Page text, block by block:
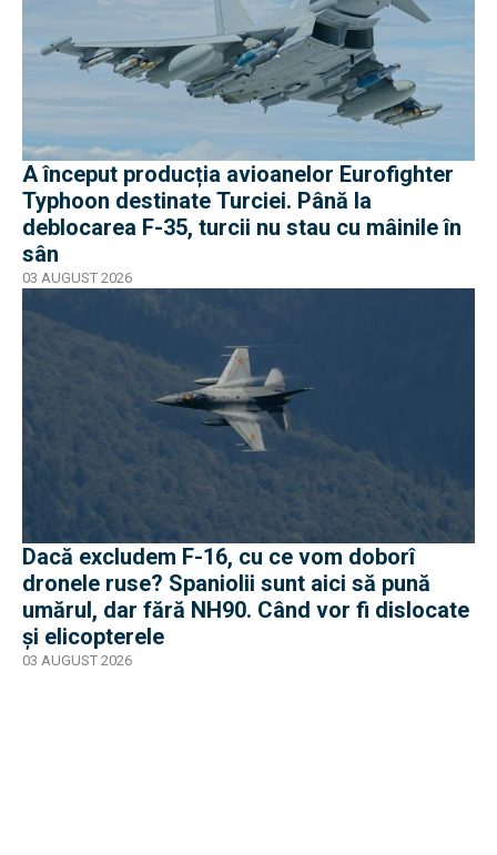
A început producția avioanelor Eurofighter
Typhoon destinate Turciei. Până la
deblocarea F-35, turcii nu stau cu mâinile în
sân
03 AUGUST 2026
Dacă excludem F-16, cu ce vom doborî
dronele ruse? Spaniolii sunt aici să pună
umărul, dar fără NH90. Când vor fi dislocate
și elicopterele
03 AUGUST 2026